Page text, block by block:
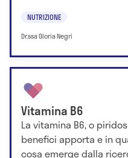
NUTRIZIONE
Dr.ssa Gloria Negri
Vitamina B6
La vitamina B6, o
benefici apporta e in
cosa emerge dalla